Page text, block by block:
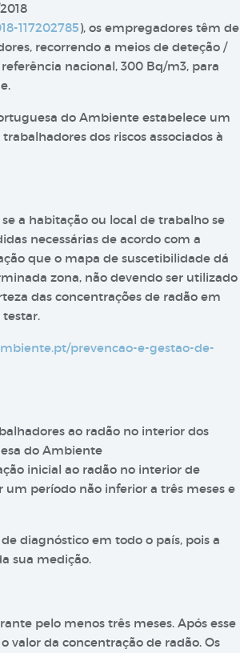
117202785), os empregadores têm de
recorrendo a meios de deteção /
nacional, 300 Bq/m3, para
do Ambiente estabelece um
dos riscos associados à
a habitação ou local de trabalho se
necessárias de acordo com a
que o mapa de suscetibilidade dá
zona, não devendo ser utilizado
das concentrações de radão em
testar.
prevencao-e-gestao-de-
ao radão no interior dos
do Ambiente
inicial ao radão no interior de
um período não inferior a três meses e
diagnóstico em todo o país, pois a
sua medição.
pelo menos três meses. Após esse
valor da concentração de radão. Os